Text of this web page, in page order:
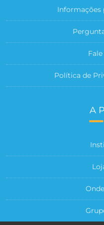
Informações
Política de
A